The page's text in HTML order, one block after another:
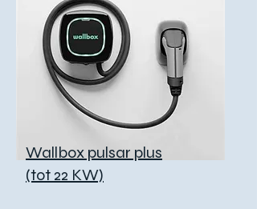
Wallbox pulsar plus
(tot 22 KW)